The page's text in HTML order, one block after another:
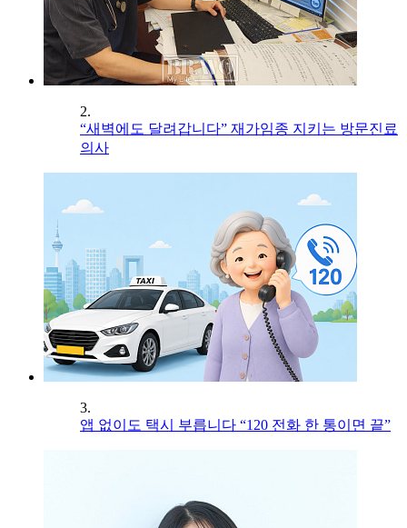
2.
“새벽에도 달려갑니다” 재가임종 지키는 방문진료
의사
3.
앱 없이도 택시 부릅니다 “120 전화 한 통이면 끝”